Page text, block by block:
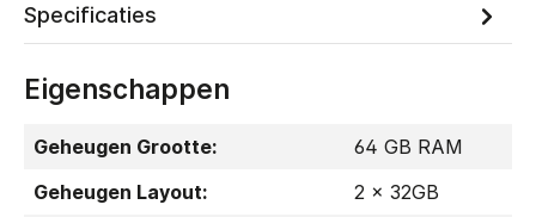
Specificaties
Eigenschappen
Geheugen Grootte:
64 GB RAM
Geheugen Layout:
2 x 32GB